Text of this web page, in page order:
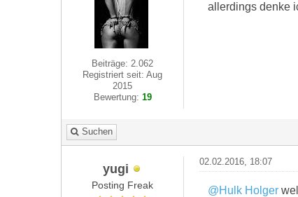
Beiträge: 2.062
Registriert seit: Aug
2015
Bewertung: 19
allerdings denke
Suchen
yugi
Posting Freak
02.02.2016, 18:07
@Hulk Holger